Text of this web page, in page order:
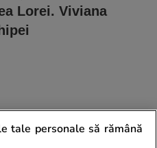
Lorei. Viviana
tale personale să rămână